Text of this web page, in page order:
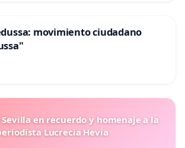
movimiento ciudadano
en recuerdo y homenaje a la
Lucrecia Hevia